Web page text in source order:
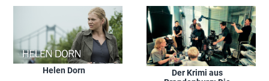
Helen Dorn
Der Krimi aus